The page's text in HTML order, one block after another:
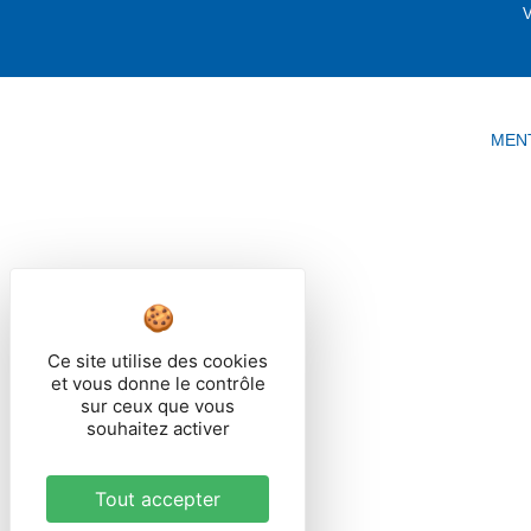
Ce site utilise des cookies
et vous donne le contrôle
sur ceux que vous
souhaitez activer
Tout accepter